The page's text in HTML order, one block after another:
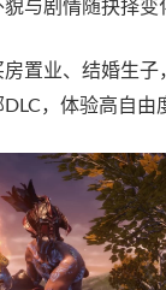
与剧情随抉择变
房置业、结婚生
，体验高自由